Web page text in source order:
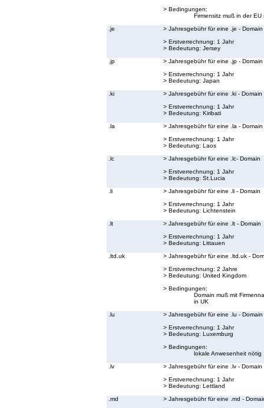
> Bedingungen:
Firmensitz muß in der EU
.je
> Jahresgebühr für eine .je - Domain
> Erstverrechnung: 1 Jahr
> Bedeutung: Jersey
.jp
> Jahresgebühr für eine .jp - Domain
> Erstverrechnung: 1 Jahr
> Bedeutung: Japan
.ki
> Jahresgebühr für eine .ki - Domain
> Erstverrechnung: 1 Jahr
> Bedeutung: Kiribati
.la
> Jahresgebühr für eine .la - Domain
> Erstverrechnung: 1 Jahr
> Bedeutung: Laos
.lc
> Jahresgebühr für eine .lc- Domain
> Erstverrechnung: 1 Jahr
> Bedeutung: St.Lucia
.li
> Jahresgebühr für eine .li - Domain
> Erstverrechnung: 1 Jahr
> Bedeutung: Lichtenstein
.lt
> Jahresgebühr für eine .lt - Domain
> Erstverrechnung: 1 Jahr
> Bedeutung: Littauen
.ltd.uk
> Jahresgebühr für eine .ltd.uk -
> Erstverrechnung: 2 Jahre
> Bedeutung: United Kingdom
> Bedingungen:
Domain muß mit
in UK
.lu
> Jahresgebühr für eine .lu - Domain
> Erstverrechnung: 1 Jahr
> Bedeutung: Luxemburg
> Bedingungen:
lokale Anwesenheit nötig
.lv
> Jahresgebühr für eine .lv - Domain
> Erstverrechnung: 1 Jahr
> Bedeutung: Lettland
.md
> Jahresgebühr für eine .md -